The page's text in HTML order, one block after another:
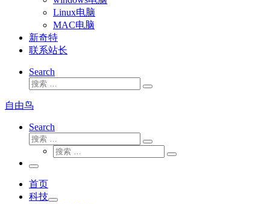
Linux电脑
MAC电脑
新奇特
联系站长
Search
搜
搜
自由鸟
Search
搜
搜
索
搜
搜
主
菜
单
首页
科技